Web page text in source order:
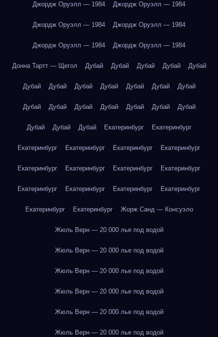
Джордж Оруэлл — 1984 Джордж Оруэлл — 1984
Джордж Оруэлл — 1984 Джордж Оруэлл — 1984
Джордж Оруэлл — 1984 Джордж Оруэлл — 1984
Донна Тартт — Щегол Дубай Дубай Дубай Дубай Дубай
Дубай Дубай Дубай Дубай Дубай Дубай Дубай
Дубай Дубай Дубай Дубай Дубай Дубай Дубай
Дубай Дубай Дубай Екатеринбург Екатеринбург
Екатеринбург Екатеринбург Екатеринбург Екатеринбург
Екатеринбург Екатеринбург Екатеринбург Екатеринбург
Екатеринбург Екатеринбург Екатеринбург Екатеринбург
Екатеринбург Екатеринбург Жорж Санд — Консуэло
Жюль Верн — 20 000 лье под водой
Жюль Верн — 20 000 лье под водой
Жюль Верн — 20 000 лье под водой
Жюль Верн — 20 000 лье под водой
Жюль Верн — 20 000 лье под водой
Жюль Верн — 20 000 лье под водой